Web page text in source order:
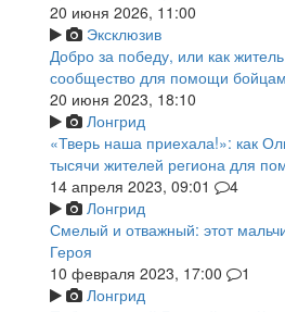
20 июня 2026, 11:00
Эксклюзив
Добро за победу, или как
сообщество для помощи
20 июня 2023, 18:10
Лонгрид
«Тверь наша приехала!»: как
тысячи жителей региона для
14 апреля 2023, 09:01
4
Лонгрид
Смелый и отважный: этот
Героя
10 февраля 2023, 17:00
1
Лонгрид